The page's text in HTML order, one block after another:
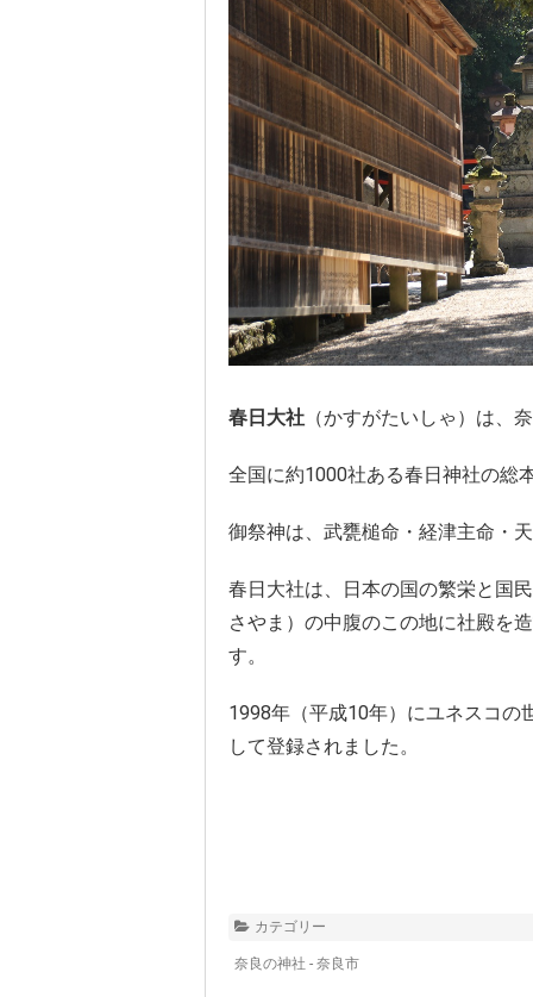
春日大社 （かすがたいしゃ）は、
全国に約1000社ある春日神社の総
御祭神は、武甕槌命・経津主命・
春日大社は、日本の国の繁栄と国
さやま）の中腹のこの地に社殿を
す。
1998年（平成10年）にユネスコの
して登録されました。
カテゴリー
奈良の神社 - 奈良市